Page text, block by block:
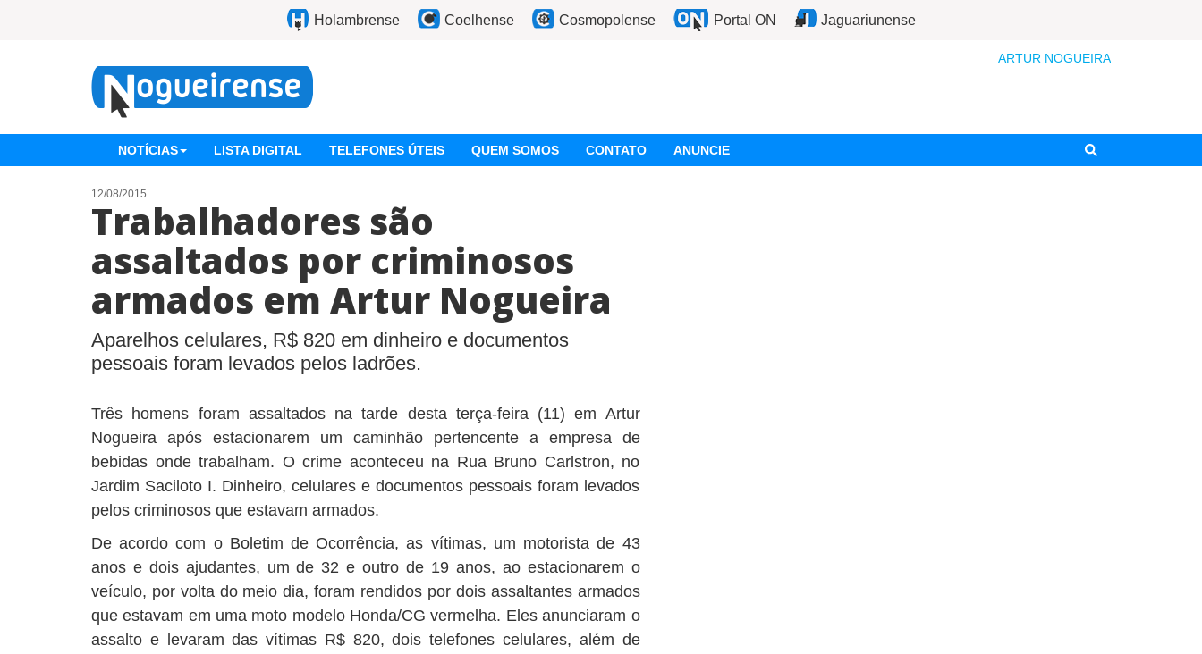
Holambrense Coelhense Cosmopolense Portal ON Jaguariunense
ARTUR NOGUEIRA
NOTÍCIAS LISTA DIGITAL TELEFONES ÚTEIS QUEM SOMOS CONTATO ANUNCIE
12/08/2015
Trabalhadores são
assaltados por criminosos
armados em Artur Nogueira
Aparelhos celulares, R$ 820 em dinheiro e documentos
pessoais foram levados pelos ladrões.
Três homens foram assaltados na tarde desta terça-feira (11) em Artur
Nogueira após estacionarem um caminhão pertencente a empresa de
bebidas onde trabalham. O crime aconteceu na Rua Bruno Carlstron, no
Jardim Saciloto I. Dinheiro, celulares e documentos pessoais foram levados
pelos criminosos que estavam armados.
De acordo com o Boletim de Ocorrência, as vítimas, um motorista de 43
anos e dois ajudantes, um de 32 e outro de 19 anos, ao estacionarem o
veículo, por volta do meio dia, foram rendidos por dois assaltantes armados
que estavam em uma moto modelo Honda/CG vermelha. Eles anunciaram o
assalto e levaram das vítimas R$ 820, dois telefones celulares, além de